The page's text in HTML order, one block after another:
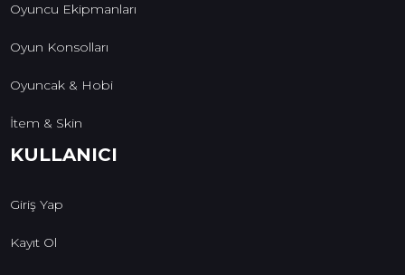
Oyuncu Ekipmanları
Oyun Konsolları
Oyuncak & Hobi
İtem & Skin
KULLANICI
Giriş Yap
Kayıt Ol